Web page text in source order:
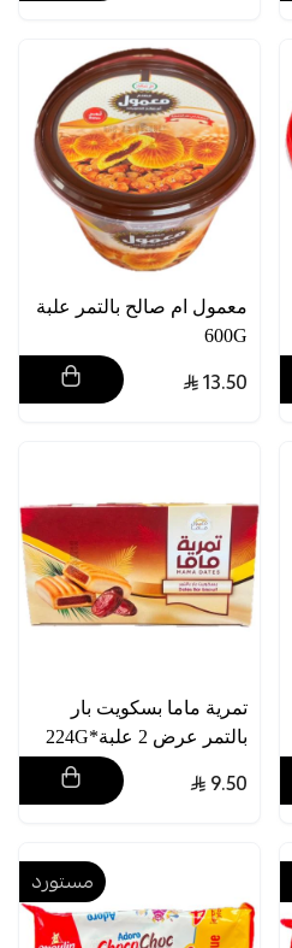
معمول ام صالح بالتمر علبة
600G
13.50
تمرية ماما بسكويت بار
بالتمر عرض 2 علبة*224G
9.50
مستورد